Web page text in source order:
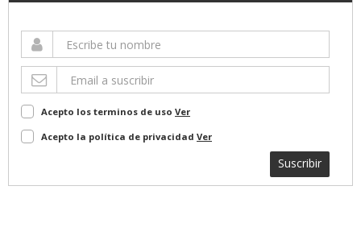
Acepto los terminos de uso Ver
Acepto la política de privacidad Ver
Suscribir